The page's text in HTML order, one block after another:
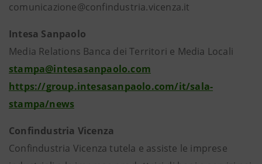
comunicazione@confindustria.vicenza.it
Intesa Sanpaolo
Media Relations Banca dei Territori e Media Locali
stampa@intesasanpaolo.com
https://group.intesasanpaolo.com/it/sala-
stampa/news
Confindustria Vicenza
Confindustria Vicenza tutela e assiste le imprese